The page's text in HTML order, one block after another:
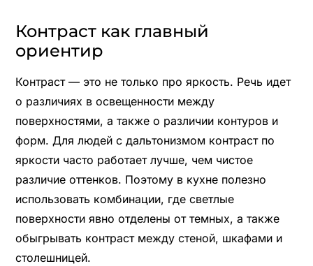
Контраст как главный
ориентир
Контраст — это не только про яркость. Речь идет
о различиях в освещенности между
поверхностями, а также о различии контуров и
форм. Для людей с дальтонизмом контраст по
яркости часто работает лучше, чем чистое
различие оттенков. Поэтому в кухне полезно
использовать комбинации, где светлые
поверхности явно отделены от темных, а также
обыгрывать контраст между стеной, шкафами и
столешницей.